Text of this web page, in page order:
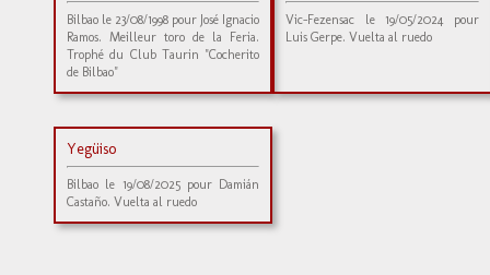
Bilbao le 23/08/1998 pour José Ignacio
Ramos. Meilleur toro de la Feria.
Trophé du Club Taurin "Cocherito
de Bilbao"
Vic-Fezensac le 19/05/2024 pour
Luis Gerpe. Vuelta al ruedo
Yegüiso
Bilbao le 19/08/2025 pour Damián
Castaño. Vuelta al ruedo